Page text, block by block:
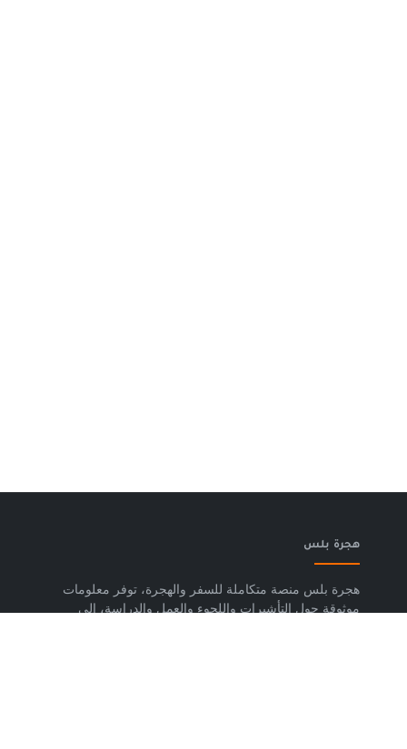
هجرة بلس
هجرة بلس منصة متكاملة للسفر والهجرة، توفر معلومات
موثوقة حول التأشيرات واللجوء والعمل والدراسة، إلى